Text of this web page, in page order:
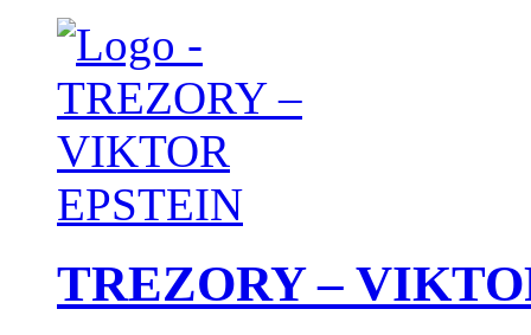
TREZORY –